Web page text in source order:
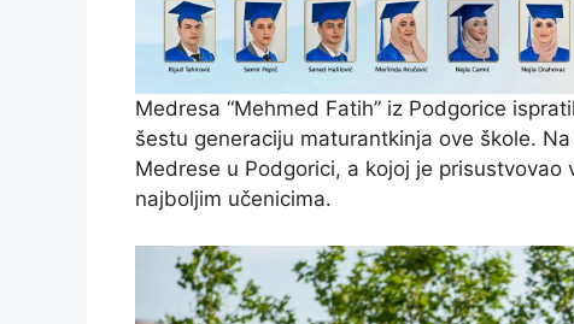
Medresa “Mehmed Fatih” iz Podgorice
šestu generaciju maturantkinja ove škole.
Medrese u Podgorici, a kojoj je
najboljim učenicima.